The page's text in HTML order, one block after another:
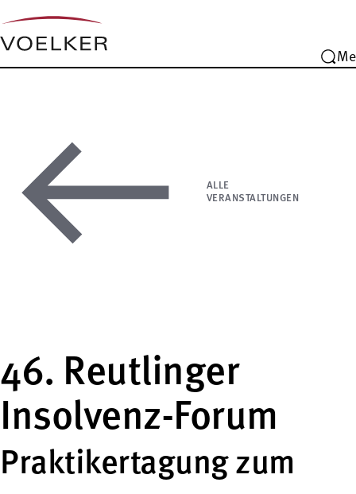
ALLE
VERANSTALTUNGEN
46. Reutlinger
Insolvenz-Forum
Praktikertagung zum